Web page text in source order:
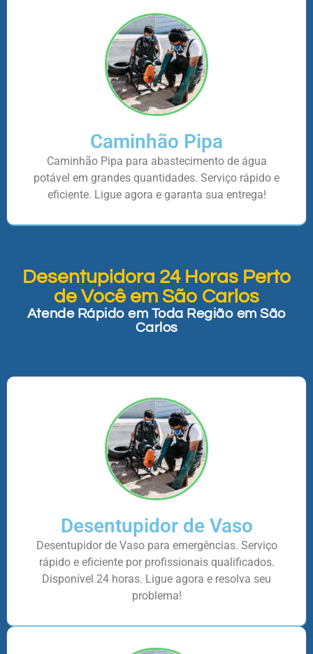
Caminhão Pipa
Caminhão Pipa para abastecimento de água
potável em grandes quantidades. Serviço rápido e
eficiente. Ligue agora e garanta sua entrega!
Desentupidora 24 Horas Perto
de Você em São Carlos
Atende Rápido em Toda Região em São
Carlos
Desentupidor de Vaso
Desentupidor de Vaso para emergências. Serviço
rápido e eficiente por profissionais qualificados.
Disponível 24 horas. Ligue agora e resolva seu
problema!